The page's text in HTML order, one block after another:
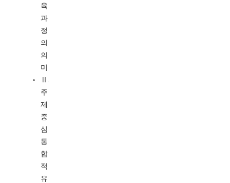
육
과
정
의
의
미
Ⅱ.
주
제
중
심
통
합
적
유